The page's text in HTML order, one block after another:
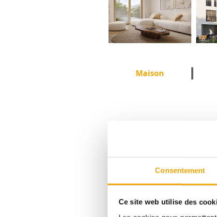
Consentement
Ce site web utilise des
Maison
DESCRIPTIF